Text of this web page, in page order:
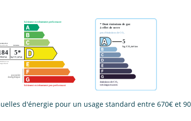
d'énergie pour un usage standard entre 670€ et